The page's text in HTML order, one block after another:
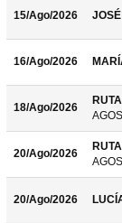
15/Ago/2026
16/Ago/2026
18/Ago/2026
20/Ago/2026
20/Ago/2026